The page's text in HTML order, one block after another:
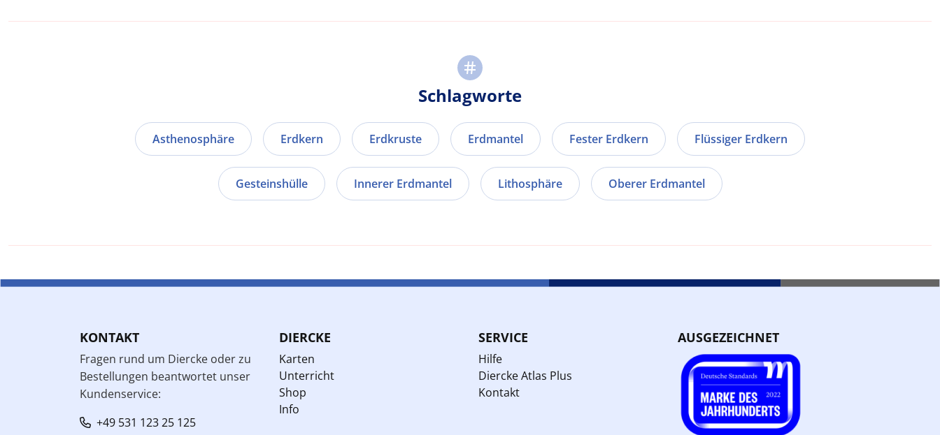
Schlagworte
Asthenosphäre Erdkern Erdkruste Erdmantel Fester Erdkern Flüssiger Erdkern
Gesteinshülle Innerer Erdmantel Lithosphäre Oberer Erdmantel
KONTAKT
Fragen rund um Diercke oder zu
Bestellungen beantwortet unser
Kundenservice:
+49 531 123 25 125
DIERCKE
Karten
Unterricht
Shop
Info
SERVICE
Hilfe
Diercke Atlas Plus
Kontakt
AUSGEZEICHNET